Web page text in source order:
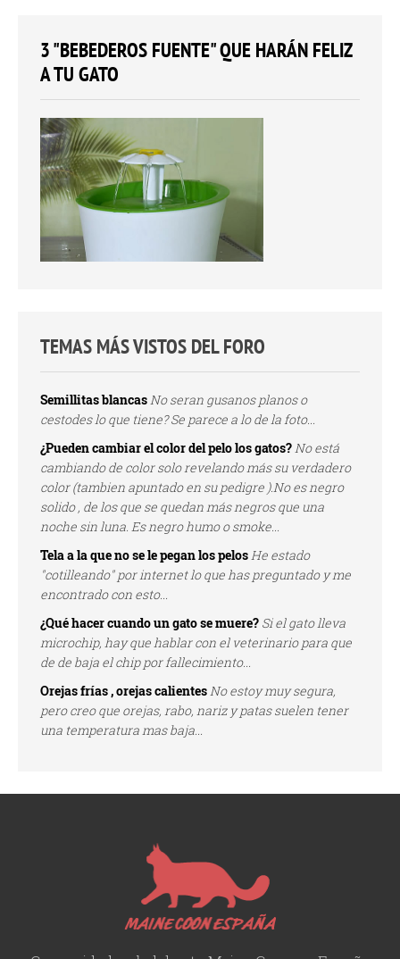
3 "BEBEDEROS FUENTE" QUE HARÁN FELIZ
A TU GATO
TEMAS MÁS VISTOS DEL FORO
Semillitas blancasNo seran gusanos planos o
cestodes lo que tiene? Se parece a lo de la foto...
¿Pueden cambiar el color del pelo los gatos?No está
cambiando de color solo revelando más su verdadero
color (tambien apuntado en su pedigre ).No es negro
solido , de los que se quedan más negros que una
noche sin luna. Es negro humo o smoke...
Tela a la que no se le pegan los pelosHe estado
"cotilleando" por internet lo que has preguntado y me
encontrado con esto...
¿Qué hacer cuando un gato se muere? Si el gato lleva
microchip, hay que hablar con el veterinario para que
de de baja el chip por fallecimiento...
Orejas frías , orejas calientesNo estoy muy segura,
pero creo que orejas, rabo, nariz y patas suelen tener
una temperatura mas baja...